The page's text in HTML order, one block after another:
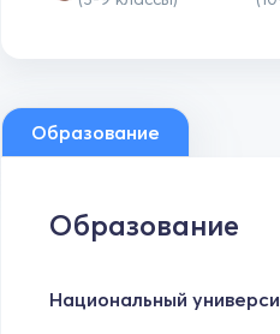
Образование
Образование
Национальный